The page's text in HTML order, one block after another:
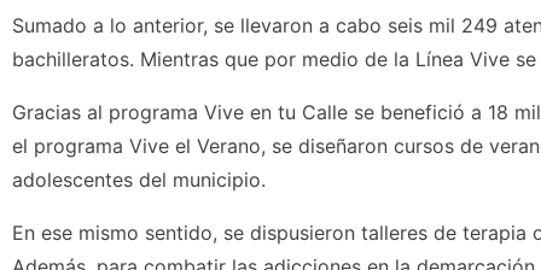
Sumado a lo anterior, se llevaron a cabo seis mil 249
bachilleratos. Mientras que por medio de la Línea Vive
Gracias al programa Vive en tu Calle se benefició a 18
el programa Vive el Verano, se diseñaron cursos de
adolescentes del municipio.
En ese mismo sentido, se dispusieron talleres de